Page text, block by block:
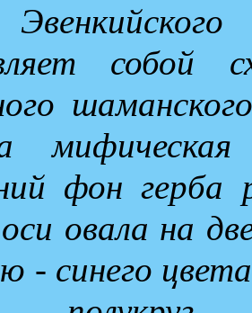
собой
фон герба
овала на
- синего